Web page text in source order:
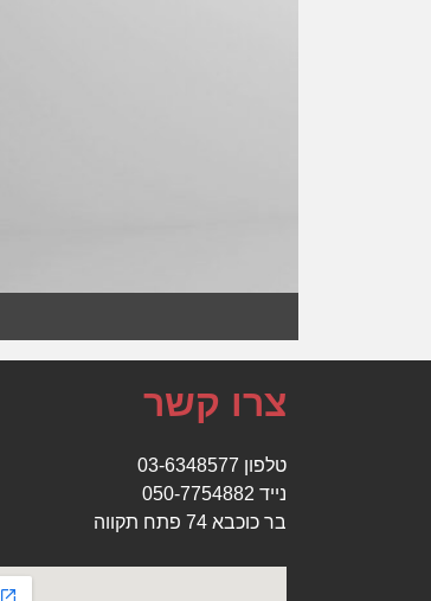
צרו קשר
טלפון 03-6348577
נייד 050-7754882
בר כוכבא 74 פתח תקווה